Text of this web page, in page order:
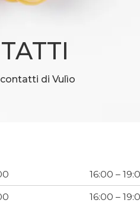
di Vulìo
16:00 –
16:00 –